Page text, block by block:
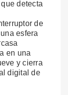
detecta
de
esfera
en una
y cierra
digital de